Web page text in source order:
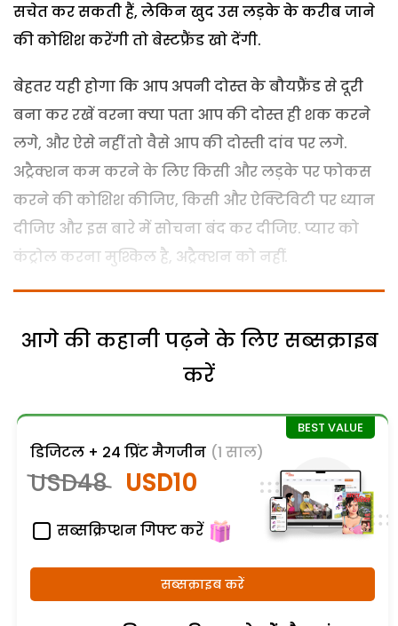
सचेत कर सकती हैं, लेकिन खुद उस लड़के के करीब जाने
की कोशिश करेंगी तो बेस्टफ्रैंड खो देंगी.
बेहतर यही होगा कि आप अपनी दोस्त के बौयफ्रैंड से दूरी
बना कर रखें वरना क्या पता आप की दोस्त ही शक करने
लगे, और ऐसे नहीं तो वैसे आप की दोस्ती दांव पर लगे.
अट्रैक्शन कम करने के लिए किसी और लड़के पर फोकस
करने की कोशिश कीजिए, किसी और ऐक्टिविटी पर ध्यान
दीजिए और इस बारे में सोचना बंद कर दीजिए. प्यार को
कंट्रोल करना मुश्किल है, अट्रैक्शन को नहीं.
आगे की कहानी पढ़ने के लिए सब्सक्राइब
करें
डिजिटल + 24 प्रिंट मैगजीन (1 साल)
USD48 USD10
सब्सक्रिप्शन गिफ्ट करें
सब्सक्राइब करें